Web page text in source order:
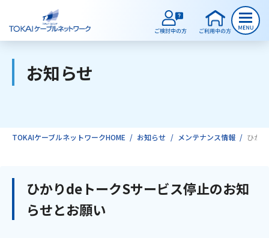
ご検討中のお客様
インターネット
お知らせ
TOKAIケーブルネットワークHOME お知らせ メンテナンス情報 ひか
ひかりdeトークSサービス停止のお知
らせとお願い